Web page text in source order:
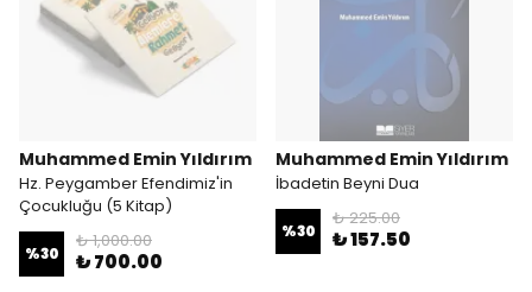
Muhammed Emin Yıldırım
Hz. Peygamber Efendimiz'in
Çocukluğu (5 Kitap)
%30
₺ 1,000.00
₺ 700.00
Muhammed Emin Yıldırım
İbadetin Beyni Dua
%30
₺ 225.00
₺ 157.50